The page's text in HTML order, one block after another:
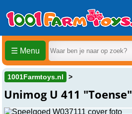
☰ Menu
1001Farmtoys.nl
Unimog U 411 "Toense"